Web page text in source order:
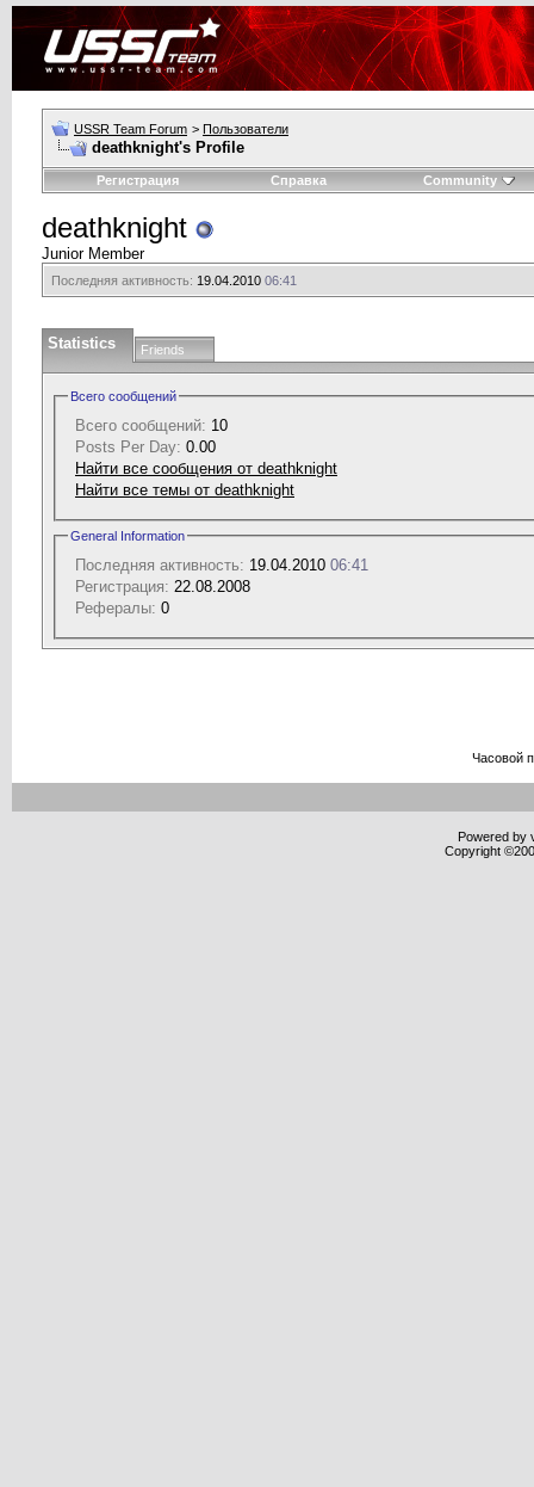
USSR Team Forum > Пользователи
deathknight's Profile
Регистрация Справка Community
deathknight
Junior Member
Последняя активность: 19.04.2010 06:41
Statistics Friends
Всего сообщений
Всего сообщений: 10
Posts Per Day: 0.00
Найти все сообщения от deathknight
Найти все темы от deathknight
General Information
Последняя активность: 19.04.2010 06:41
Регистрация: 22.08.2008
Рефералы: 0
Часовой
Powered by
Copyright